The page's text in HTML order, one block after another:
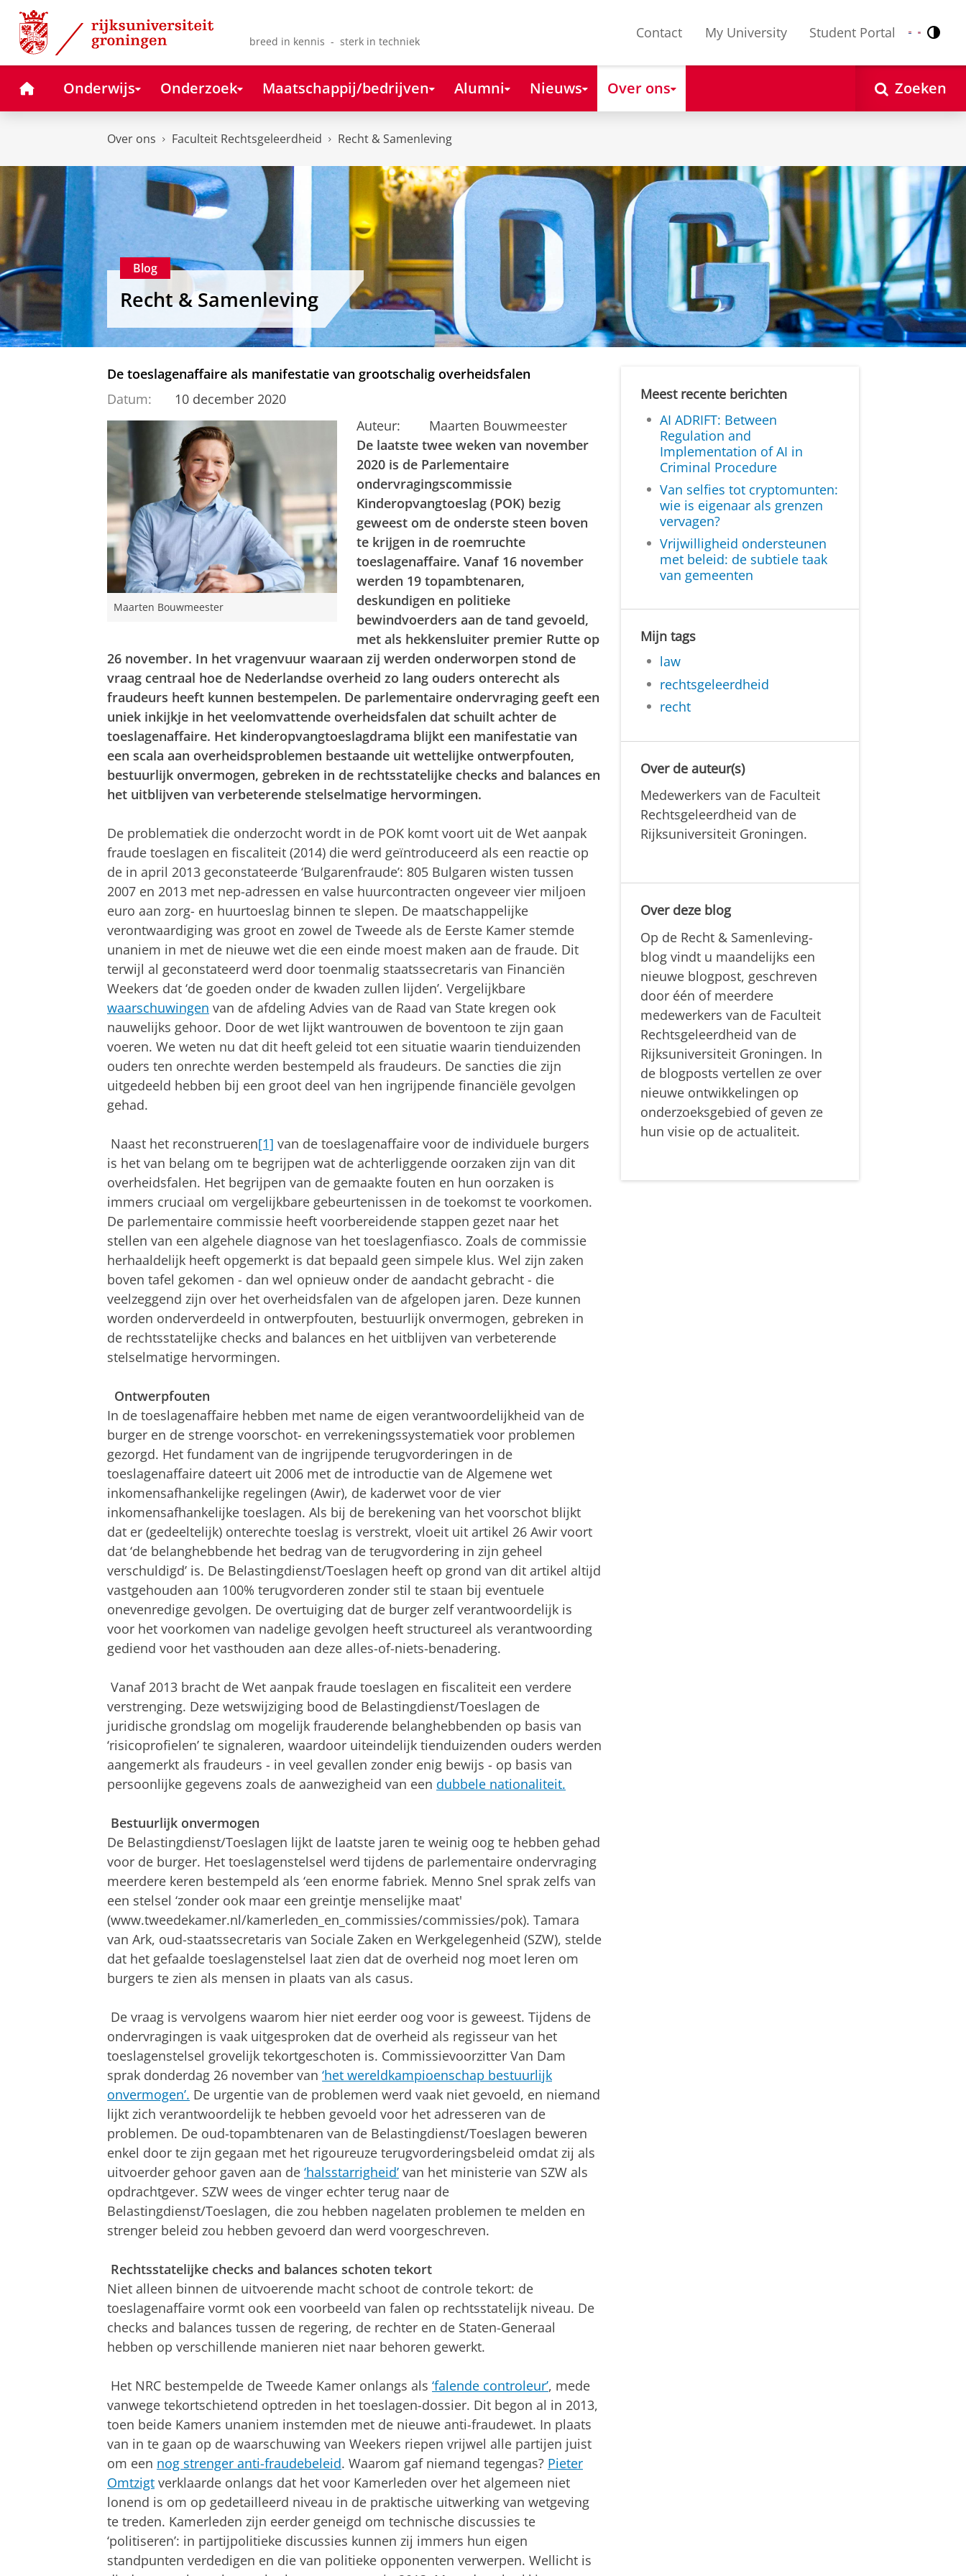
Skip
Content
Skip
Navigation
breed in kennis - sterk in techniek
Contact My University Student Portal Nederlands
English
HomeOnderwijs Onderzoek Maatschappij/bedrijven Alumni Nieuws Over ons Zoeken
Over ons Faculteit Rechtsgeleerdheid Recht & Samenleving
Blog
Recht & Samenleving
De toeslagenaffaire als manifestatie van grootschalig overheidsfalen
Datum:
10 december 2020
Maarten Bouwmeester
Auteur: Maarten Bouwmeester
De laatste twee weken van november
2020 is de Parlementaire
ondervragingscommissie
Kinderopvangtoeslag (POK) bezig
geweest om de onderste steen boven
te krijgen in de roemruchte
toeslagenaffaire. Vanaf 16 november
werden 19 topambtenaren,
deskundigen en politieke
bewindvoerders aan de tand gevoeld,
met als hekkensluiter premier Rutte op
26 november. In het vragenvuur waaraan zij werden onderworpen stond de
vraag centraal hoe de Nederlandse overheid zo lang ouders onterecht als
fraudeurs heeft kunnen bestempelen. De parlementaire ondervraging geeft een
uniek inkijkje in het veelomvattende overheidsfalen dat schuilt achter de
toeslagenaffaire. Het kinderopvangtoeslagdrama blijkt een manifestatie van
een scala aan overheidsproblemen bestaande uit wettelijke ontwerpfouten,
bestuurlijk onvermogen, gebreken in de rechtsstatelijke checks and balances en
het uitblijven van verbeterende stelselmatige hervormingen.
De problematiek die onderzocht wordt in de POK komt voort uit de Wet aanpak
fraude toeslagen en fiscaliteit (2014) die werd geïntroduceerd als een reactie op
de in april 2013 geconstateerde ‘Bulgarenfraude’: 805 Bulgaren wisten tussen
2007 en 2013 met nep-adressen en valse huurcontracten ongeveer vier miljoen
euro aan zorg- en huurtoeslag binnen te slepen. De maatschappelijke
verontwaardiging was groot en zowel de Tweede als de Eerste Kamer stemde
unaniem in met de nieuwe wet die een einde moest maken aan de fraude. Dit
terwijl al geconstateerd werd door toenmalig staatssecretaris van Financiën
Weekers dat ‘de goeden onder de kwaden zullen lijden’. Vergelijkbare
waarschuwingen van de afdeling Advies van de Raad van State kregen ook
nauwelijks gehoor. Door de wet lijkt wantrouwen de boventoon te zijn gaan
voeren. We weten nu dat dit heeft geleid tot een situatie waarin tienduizenden
ouders ten onrechte werden bestempeld als fraudeurs. De sancties die zijn
uitgedeeld hebben bij een groot deel van hen ingrijpende financiële gevolgen
gehad.
Naast het reconstrueren[1] van de toeslagenaffaire voor de individuele burgers
is het van belang om te begrijpen wat de achterliggende oorzaken zijn van dit
overheidsfalen. Het begrijpen van de gemaakte fouten en hun oorzaken is
immers cruciaal om vergelijkbare gebeurtenissen in de toekomst te voorkomen.
De parlementaire commissie heeft voorbereidende stappen gezet naar het
stellen van een algehele diagnose van het toeslagenfiasco. Zoals de commissie
herhaaldelijk heeft opgemerkt is dat bepaald geen simpele klus. Wel zijn zaken
boven tafel gekomen - dan wel opnieuw onder de aandacht gebracht - die
veelzeggend zijn over het overheidsfalen van de afgelopen jaren. Deze kunnen
worden onderverdeeld in ontwerpfouten, bestuurlijk onvermogen, gebreken in
de rechtsstatelijke checks and balances en het uitblijven van verbeterende
stelselmatige hervormingen.
Ontwerpfouten
In de toeslagenaffaire hebben met name de eigen verantwoordelijkheid van de
burger en de strenge voorschot- en verrekeningssystematiek voor problemen
gezorgd. Het fundament van de ingrijpende terugvorderingen in de
toeslagenaffaire dateert uit 2006 met de introductie van de Algemene wet
inkomensafhankelijke regelingen (Awir), de kaderwet voor de vier
inkomensafhankelijke toeslagen. Als bij de berekening van het voorschot blijkt
dat er (gedeeltelijk) onterechte toeslag is verstrekt, vloeit uit artikel 26 Awir voort
dat ‘de belanghebbende het bedrag van de terugvordering in zijn geheel
verschuldigd’ is. De Belastingdienst/Toeslagen heeft op grond van dit artikel altijd
vastgehouden aan 100% terugvorderen zonder stil te staan bij eventuele
onevenredige gevolgen. De overtuiging dat de burger zelf verantwoordelijk is
voor het voorkomen van nadelige gevolgen heeft structureel als verantwoording
gediend voor het vasthouden aan deze alles-of-niets-benadering.
Vanaf 2013 bracht de Wet aanpak fraude toeslagen en fiscaliteit een verdere
verstrenging. Deze wetswijziging bood de Belastingdienst/Toeslagen de
juridische grondslag om mogelijk frauderende belanghebbenden op basis van
‘risicoprofielen’ te signaleren, waardoor uiteindelijk tienduizenden ouders werden
aangemerkt als fraudeurs - in veel gevallen zonder enig bewijs - op basis van
persoonlijke gegevens zoals de aanwezigheid van een dubbele nationaliteit.
Bestuurlijk onvermogen
De Belastingdienst/Toeslagen lijkt de laatste jaren te weinig oog te hebben gehad
voor de burger. Het toeslagenstelsel werd tijdens de parlementaire ondervraging
meerdere keren bestempeld als ‘een enorme fabriek. Menno Snel sprak zelfs van
een stelsel ‘zonder ook maar een greintje menselijke maat'
(www.tweedekamer.nl/kamerleden_en_commissies/commissies/pok). Tamara
van Ark, oud-staatssecretaris van Sociale Zaken en Werkgelegenheid (SZW), stelde
dat het gefaalde toeslagenstelsel laat zien dat de overheid nog moet leren om
burgers te zien als mensen in plaats van als casus.
De vraag is vervolgens waarom hier niet eerder oog voor is geweest. Tijdens de
ondervragingen is vaak uitgesproken dat de overheid als regisseur van het
toeslagenstelsel grovelijk tekortgeschoten is. Commissievoorzitter Van Dam
sprak donderdag 26 november van ‘het wereldkampioenschap bestuurlijk
onvermogen’. De urgentie van de problemen werd vaak niet gevoeld, en niemand
lijkt zich verantwoordelijk te hebben gevoeld voor het adresseren van de
problemen. De oud-topambtenaren van de Belastingdienst/Toeslagen beweren
enkel door te zijn gegaan met het rigoureuze terugvorderingsbeleid omdat zij als
uitvoerder gehoor gaven aan de ‘halsstarrigheid’ van het ministerie van SZW als
opdrachtgever. SZW wees de vinger echter terug naar de
Belastingdienst/Toeslagen, die zou hebben nagelaten problemen te melden en
strenger beleid zou hebben gevoerd dan werd voorgeschreven.
Rechtsstatelijke checks and balances schoten tekort
Niet alleen binnen de uitvoerende macht schoot de controle tekort: de
toeslagenaffaire vormt ook een voorbeeld van falen op rechtsstatelijk niveau. De
checks and balances tussen de regering, de rechter en de Staten-Generaal
hebben op verschillende manieren niet naar behoren gewerkt.
Het NRC bestempelde de Tweede Kamer onlangs als ‘falende controleur’, mede
vanwege tekortschietend optreden in het toeslagen-dossier. Dit begon al in 2013,
toen beide Kamers unaniem instemden met de nieuwe anti-fraudewet. In plaats
van in te gaan op de waarschuwing van Weekers riepen vrijwel alle partijen juist
om een nog strenger anti-fraudebeleid. Waarom gaf niemand tegengas? Pieter
Omtzigt verklaarde onlangs dat het voor Kamerleden over het algemeen niet
lonend is om op gedetailleerd niveau in de praktische uitwerking van wetgeving
te treden. Kamerleden zijn eerder geneigd om technische discussies te
‘politiseren’: in partijpolitieke discussies kunnen zij immers hun eigen
standpunten verdedigen en die van politieke opponenten verwerpen. Wellicht is
Meest recente berichten
AI ADRIFT: Between
Regulation and
Implementation of AI in
Criminal Procedure
Van selfies tot cryptomunten:
wie is eigenaar als grenzen
vervagen?
Vrijwilligheid ondersteunen
met beleid: de subtiele taak
van gemeenten
Mijn tags
law
rechtsgeleerdheid
recht
Over de auteur(s)
Medewerkers van de Faculteit
Rechtsgeleerdheid van de
Rijksuniversiteit Groningen.
Over deze blog
Op de Recht & Samenleving-
blog vindt u maandelijks een
nieuwe blogpost, geschreven
door één of meerdere
medewerkers van de Faculteit
Rechtsgeleerdheid van de
Rijksuniversiteit Groningen. In
de blogposts vertellen ze over
nieuwe ontwikkelingen op
onderzoeksgebied of geven ze
hun visie op de actualiteit.